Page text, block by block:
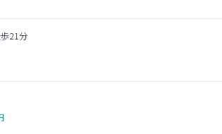
21分